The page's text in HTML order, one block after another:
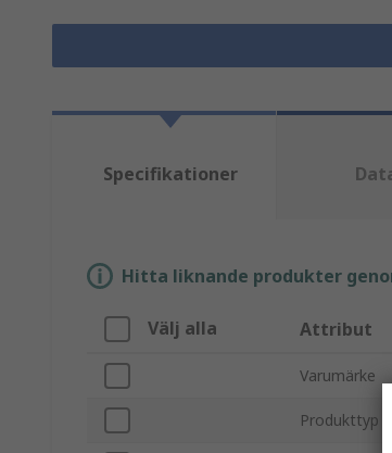
Specifikationer
Hitta liknande produkter
Välj alla Attribut
Varumärke
Produkttyp